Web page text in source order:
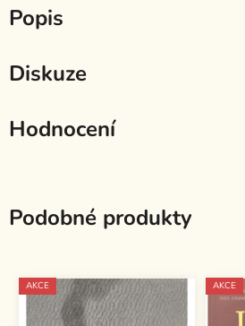
Popis
Diskuze
Hodnocení
Podobné produkty
AKCE AKCE